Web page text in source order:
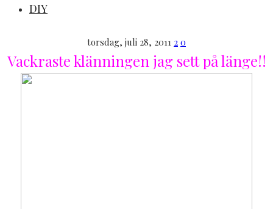
DIY
torsdag, juli 28, 2011 2 0
Vackraste klänningen jag sett på länge!!